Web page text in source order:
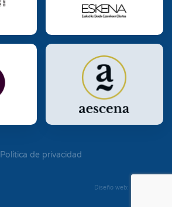
Política de privacidad
Diseño web: Diego Seixo